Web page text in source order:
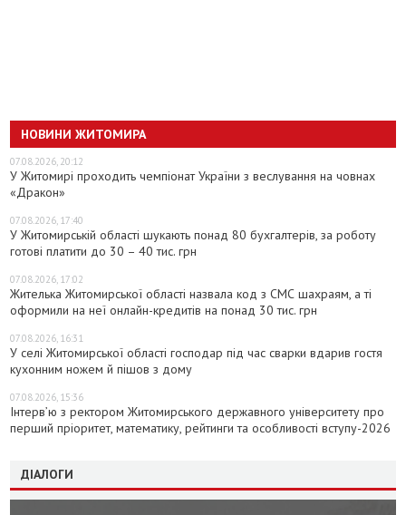
НОВИНИ ЖИТОМИРА
07.08.2026, 20:12
У Житомирі проходить чемпіонат України з веслування на човнах
«Дракон»
07.08.2026, 17:40
У Житомирській області шукають понад 80 бухгалтерів, за роботу
готові платити до 30 – 40 тис. грн
07.08.2026, 17:02
Жителька Житомирської області назвала код з СМС шахраям, а ті
оформили на неї онлайн-кредитів на понад 30 тис. грн
07.08.2026, 16:31
У селі Житомирської області господар під час сварки вдарив гостя
кухонним ножем й пішов з дому
07.08.2026, 15:36
Інтерв’ю з ректором Житомирського державного університету про
перший пріоритет, математику, рейтинги та особливості вступу-2026
ДІАЛОГИ